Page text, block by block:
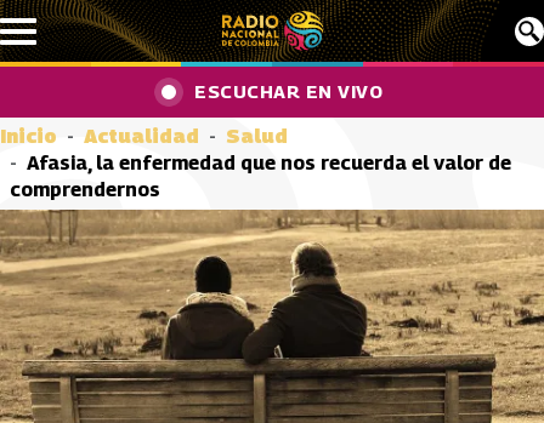
Pasar al contenido principal
ESCUCHAR EN VIVO
Inicio Actualidad
Salud
Afasia, la enfermedad que nos recuerda el valor de
comprendernos